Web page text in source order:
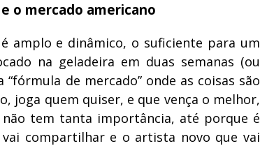
o mercado americano
amplo e dinâmico, o suficiente para um
na geladeira em duas semanas (ou
de mercado” onde as coisas são
joga quem quiser, e que vença o melhor,
tem tanta importância, até porque é
compartilhar e o artista novo que vai